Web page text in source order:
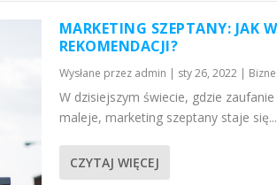
MARKETING SZEPTANY: JAK
REKOMENDACJI?
Wysłane przez admin | sty 26, 2022|
W dzisiejszym świecie, gdzie
maleje, marketing szeptany staje się...
CZYTAJ WIĘCEJ